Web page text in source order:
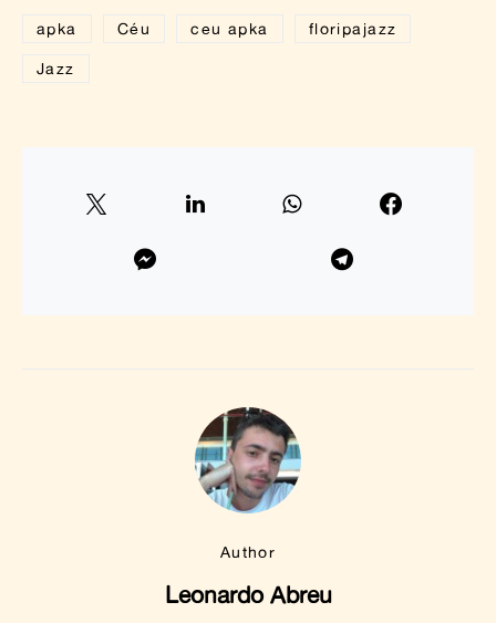
apka Céu ceu apka floripajazz
Jazz
Author
Leonardo Abreu